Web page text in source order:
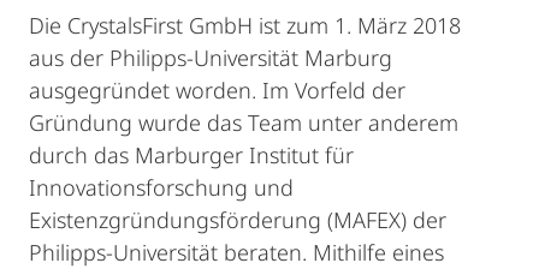
Die CrystalsFirst GmbH ist zum 1. März 2018
aus der Philipps-Universität Marburg
ausgegründet worden. Im Vorfeld der
Gründung wurde das Team unter anderem
durch das Marburger Institut für
Innovationsforschung und
Existenzgründungsförderung (MAFEX) der
Philipps-Universität beraten. Mithilfe eines